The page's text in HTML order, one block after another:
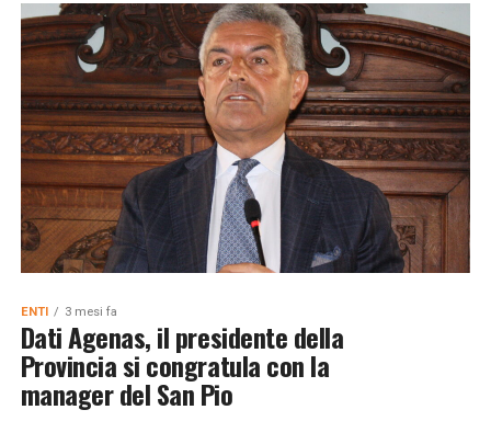
ENTI 3 mesi fa
Dati Agenas, il presidente della
Provincia si congratula con la
manager del San Pio